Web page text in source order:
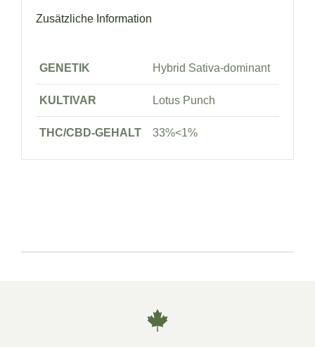
Zusätzliche Information
GENETIK Hybrid Sativa-dominant
KULTIVAR Lotus Punch
THC/CBD-GEHALT 33%<1%